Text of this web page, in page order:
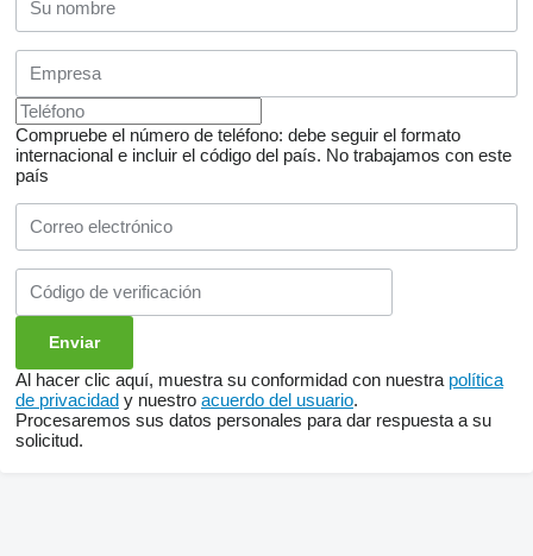
Compruebe el número de teléfono: debe seguir el formato
internacional e incluir el código del país. No trabajamos con este
país
Al hacer clic aquí, muestra su conformidad con nuestra política
de privacidad y nuestro acuerdo del usuario.
Procesaremos sus datos personales para dar respuesta a su
solicitud.